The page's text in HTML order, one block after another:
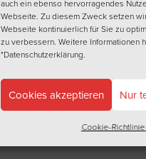
auch ein ebenso hervorragendes
Webseite. Zu diesem Zweck setzen
Webseite kontinuierlich für Sie zu
zu verbessern. Weitere Informationen
"Datenschutzerklärung.
Cookies akzeptieren Nur
Cookie-Richtlinie